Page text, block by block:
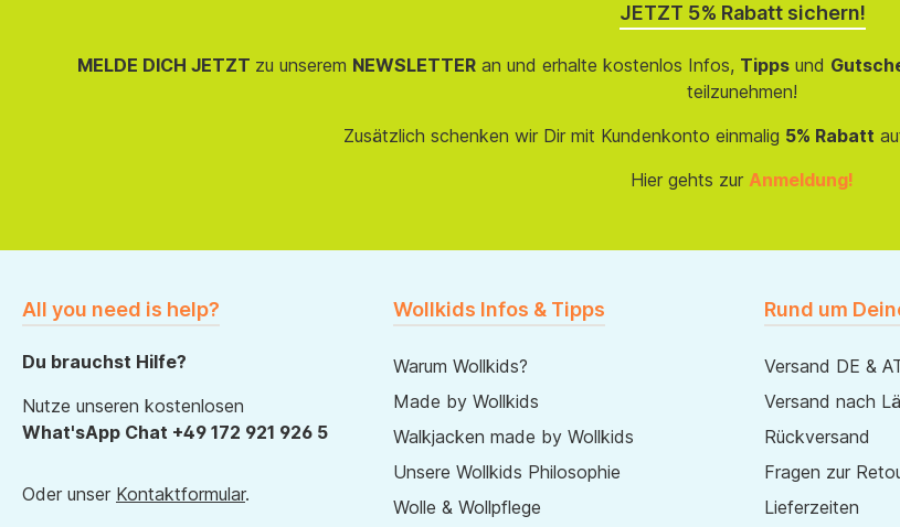
JETZT 5% Rabatt sichern!
MELDE DICH JETZT zu unserem NEWSLETTERan und erhalte kostenlos Infos, Tippsund
teilzunehmen!
Zusätzlich schenken wir Dir mit Kundenkonto einmalig 5% Rabatt
Hier gehts zur Anmeldung!
All you need is help?
Du brauchst Hilfe?
Nutze unseren kostenlosen
What'sApp Chat +49 172 921 926 5
Oder unser Kontaktformular.
Wollkids Infos & Tipps
Warum Wollkids?
Made by Wollkids
Walkjacken made by Wollkids
Unsere Wollkids Philosophie
Wolle & Wollpflege
Rund um
Versand DE &
Versand nach
Rückversand
Fragen zur
Lieferzeiten